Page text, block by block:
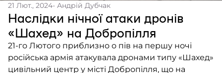
21 Лют., 2024- Андрій Дубчак
Наслідки нічної атаки дронів
«Шахед» на Добропілля
21-го Лютого приблизно о пів на першу ночі
російська армія атакувала дронами типу «Шахед»
цивільний центр у місті Добропілля, що на